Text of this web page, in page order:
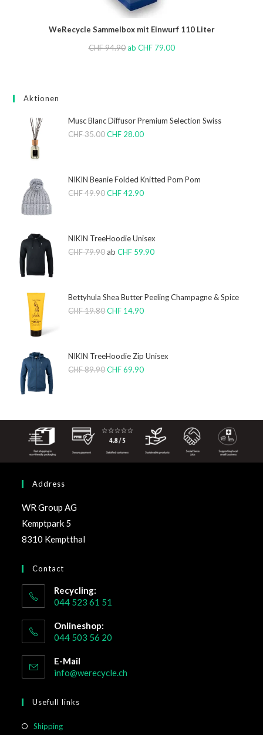
WeRecycle Sammelbox mit Einwurf 110 Liter
CHF94.90 ab CHF79.00
Aktionen
Musc Blanc Diffusor Premium Selection Swiss
CHF35.00 CHF 28.00
NIKIN Beanie Folded Knitted Pom Pom
CHF49.90 CHF42.90
NIKIN TreeHoodie Unisex
CHF79.90 abCHF 59.90
Bettyhula Shea Butter Peeling Champagne & Spice
CHF19.80 CHF 14.90
NIKIN TreeHoodie Zip Unisex
CHF89.90 CHF69.90
Address
WR Group AG
Kemptpark 5
8310 Kemptthal
Contact
Recycling:
044 523 61 51
Onlineshop:
044 503 56 20
E-Mail
info@werecycle.ch
Usefull links
Shipping